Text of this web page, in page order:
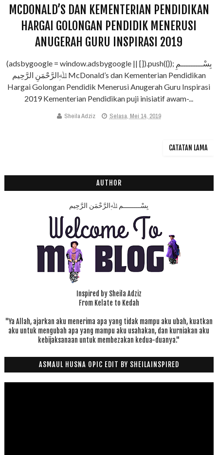
MCDONALD’S DAN KEMENTERIAN PENDIDIKAN
HARGAI GOLONGAN PENDIDIK MENERUSI
ANUGERAH GURU INSPIRASI 2019
(adsbygoogle = window.adsbygoogle || []).push({}); بِسْـــــــــمِ
ﷲِالرَّحْمَنِ الرَّحِيم McDonald’s dan Kementerian Pendidikan
Hargai Golongan Pendidik Menerusi Anugerah Guru Inspirasi
2019 Kementerian Pendidikan puji inisiatif awam-...
Sheila Adziz Selasa, Mei 14, 2019
CATATAN LAMA
AUTHOR
بِسْـــــــــمِ ﷲِالرَّحْمَنِ الرَّحِيم
Inspired by Sheila Adziz
From Kelate to Kedah
"Ya Allah, ajarkan aku menerima apa yang tidak mampu aku ubah, kuatkan
aku untuk mengubah apa yang mampu aku usahakan, dan kurniakan aku
kebijaksanaan untuk membezakan kedua-duanya."
ASMAUL HUSNA OPIC EDIT BY SHEILAINSPIRED